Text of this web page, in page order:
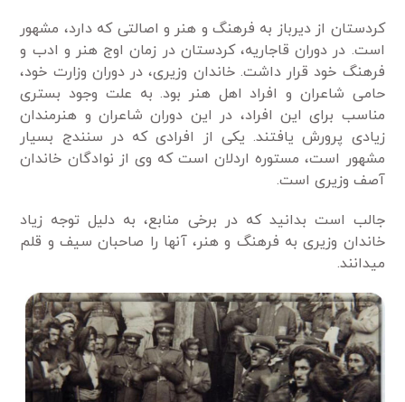
کردستان از دیرباز به فرهنگ و هنر و اصالتی که دارد، مشهور
است. در دوران قاجاریه، کردستان در زمان اوج هنر و ادب و
فرهنگ خود قرار داشت. خاندان وزیری، در دوران وزارت خود،
حامی شاعران و افراد اهل هنر بود. به ­علت وجود بستری
مناسب برای این افراد، در این دوران شاعران و هنرمندان
زیادی پرورش یافتند. یکی از افرادی که در سنندج بسیار
مشهور است، مستوره اردلان است که وی از نوادگان خاندان
آصف وزیری است.
جالب است بدانید که در برخی منابع، به ­دلیل توجه زیاد
خاندان وزیری به فرهنگ و هنر، آن­ها را صاحبان سیف و قلم
می­دانند.